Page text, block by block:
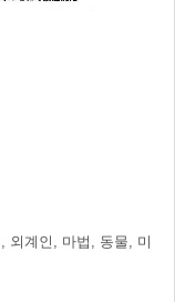
외계인, 마법, 동물, 미